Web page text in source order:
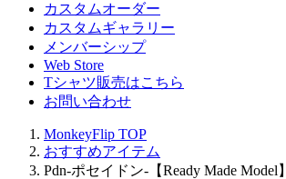
カスタムオーダー
カスタムギャラリー
メンバーシップ
Web Store
Tシャツ販売はこちら
お問い合わせ
MonkeyFlip TOP
おすすめアイテム
Pdn-ポセイドン-【Ready Made Model】